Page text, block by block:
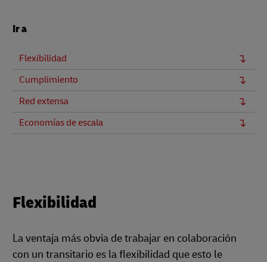
Ir a
Flexibilidad
Cumplimiento
Red extensa
Economías de escala
Flexibilidad
La ventaja más obvia de trabajar en colaboración
con un transitario es la flexibilidad que esto le